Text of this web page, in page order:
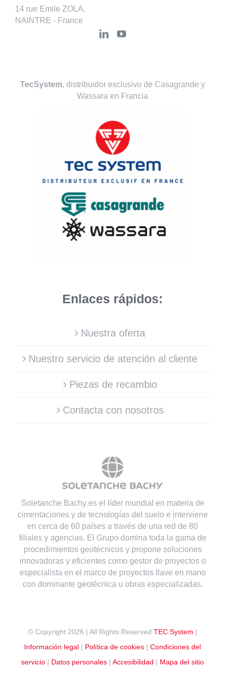
14 rue Emile ZOLA,
NAINTRE - France
TecSystem, distribuidor exclusivo de Casagrande y
Wassara en Francia
Enlaces rápidos:
Nuestra oferta
Nuestro servicio de atención al cliente
Piezas de recambio
Contacta con nosotros
Soletanche Bachy es el líder mundial en materia de
cimentaciones y de tecnologías del suelo e interviene
en cerca de 60 países a través de una red de 80
filiales y agencias. El Grupo domina toda la gama de
procedimientos geotécnicos y propone soluciones
innovadoras y eficientes como gestor de proyectos o
especialista en el marco de proyectos llave en mano
con dominante geotécnica u obras especializadas.
© Copyright 2026 | All Rights Reserved TEC System |
Información legal | Política de cookies | Condiciones del
servicio | Datos personales | Accesibilidad | Mapa del sitio